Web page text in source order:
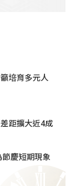
培育多元人
距擴大近4成
慶短期現象